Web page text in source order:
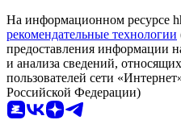
На информационном ресурсе
рекомендательные технологии
предоставления информации
и анализа сведений,
пользователей сети
Российской Федерации)